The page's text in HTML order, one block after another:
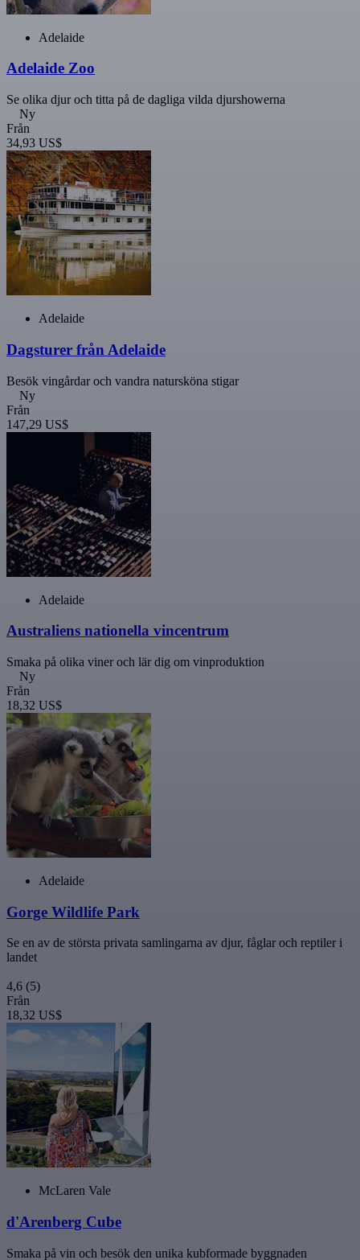
Adelaide
Adelaide Zoo
Se olika djur och titta på de dagliga vilda djurshowerna
Ny
Från
34,93 US$
Adelaide
Dagsturer från Adelaide
Besök vingårdar och vandra natursköna stigar
Ny
Från
147,29 US$
Adelaide
Australiens nationella vincentrum
Smaka på olika viner och lär dig om vinproduktion
Ny
Från
18,32 US$
Adelaide
Gorge Wildlife Park
Se en av de största privata samlingarna av djur, fåglar och reptiler i
landet
4,6 (5)
Från
18,32 US$
McLaren Vale
d'Arenberg Cube
Smaka på vin och besök den unika kubformade byggnaden